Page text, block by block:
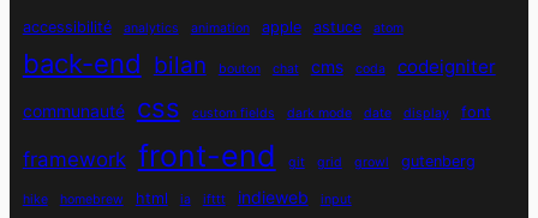
accessibilité analytics animation apple astuce atom
back-end bilan bouton chat cms coda codeigniter
communauté css custom fields dark mode date display font
framework front-end git grid growl gutenberg
hike homebrew html ia ifttt indieweb input